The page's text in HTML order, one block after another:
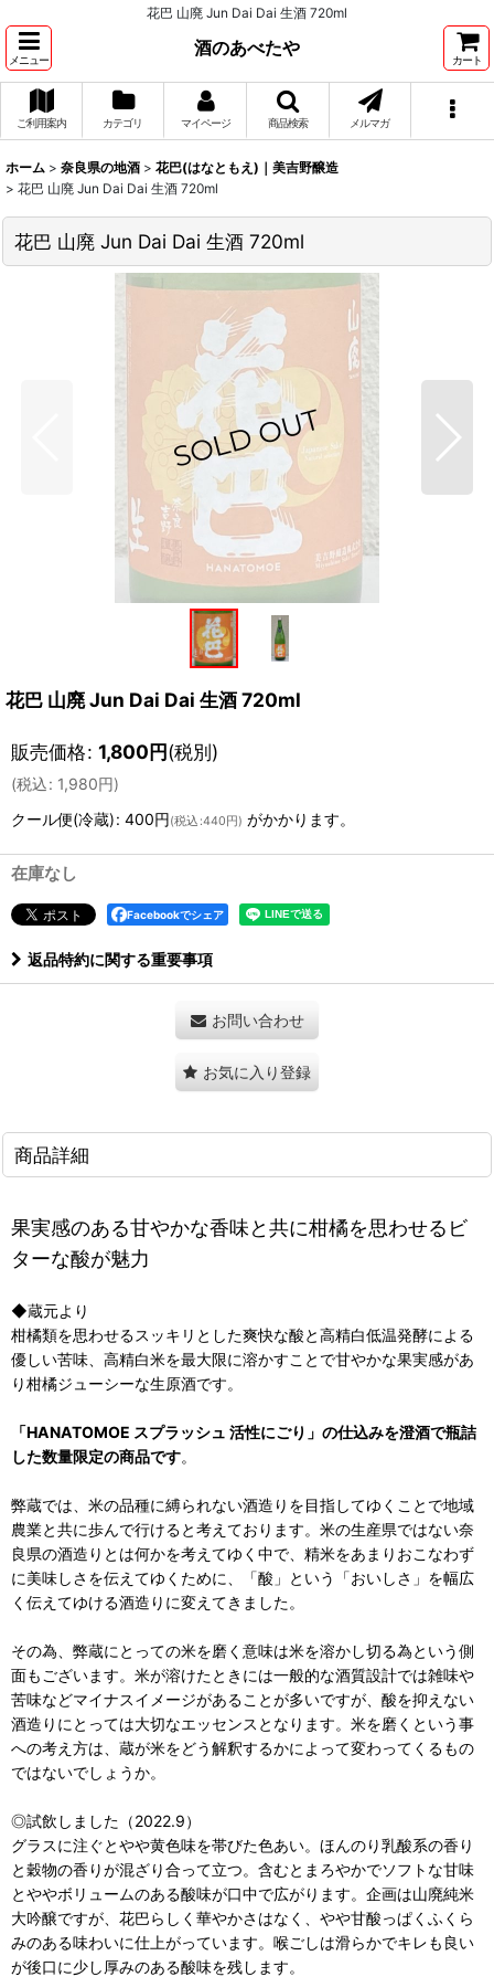
花巴 山廃 Jun Dai Dai 生酒 720ml
メニュー
酒のあべたや
カート
ご利用案内 カテゴリ マイページ 商品検索 メルマガ
ホーム > 奈良県の地酒 > 花巴(はなともえ)｜美吉野醸造
> 花巴 山廃 Jun Dai Dai 生酒 720ml
花巴 山廃 Jun Dai Dai 生酒 720ml
花巴 山廃 Jun Dai Dai 生酒 720ml
販売価格: 1,800円(税別)
(税込: 1,980円)
クール便(冷蔵): 400円(税込 :440円) がかかります。
在庫なし
Facebookでシェア
返品特約に関する重要事項
お問い合わせ
お気に入り登録
商品詳細
果実感のある甘やかな香味と共に柑橘を思わせるビ
ターな酸が魅力
◆蔵元より
柑橘類を思わせるスッキリとした爽快な酸と高精白低温発酵による
優しい苦味、高精白米を最大限に溶かすことで甘やかな果実感があ
り柑橘ジューシーな生原酒です。
「HANATOMOE スプラッシュ 活性にごり」の仕込みを澄酒で瓶詰
した数量限定の商品です。
弊蔵では、米の品種に縛られない酒造りを目指してゆくことで地域
農業と共に歩んで行けると考えております。米の生産県ではない奈
良県の酒造りとは何かを考えてゆく中で、精米をあまりおこなわず
に美味しさを伝えてゆくために、「酸」という「おいしさ」を幅広
く伝えてゆける酒造りに変えてきました。
その為、弊蔵にとっての米を磨く意味は米を溶かし切る為という側
面もございます。米が溶けたときには一般的な酒質設計では雑味や
苦味などマイナスイメージがあることが多いですが、酸を抑えない
酒造りにとっては大切なエッセンスとなります。米を磨くという事
への考え方は、蔵が米をどう解釈するかによって変わってくるもの
ではないでしょうか。
◎試飲しました（2022.9）
グラスに注ぐとやや黄色味を帯びた色あい。ほんのり乳酸系の香り
と穀物の香りが混ざり合って立つ。含むとまろやかでソフトな甘味
とややボリュームのある酸味が口中で広がります。企画は山廃純米
大吟醸ですが、花巴らしく華やかさはなく、やや甘酸っぱくふくら
みのある味わいに仕上がっています。喉ごしは滑らかでキレも良い
が後口に少し厚みのある酸味を残します。